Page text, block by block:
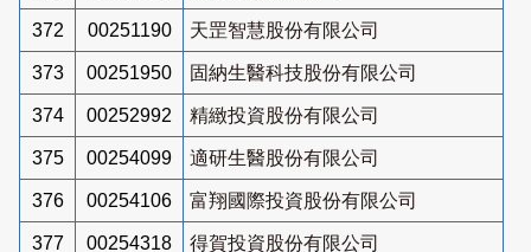
372 00251190 天罡智慧股份有限公司
373 00251950 固納生醫科技股份有限公司
374 00252992 精緻投資股份有限公司
375 00254099 適研生醫股份有限公司
376 00254106 富翔國際投資股份有限公司
377 00254318 得賀投資股份有限公司